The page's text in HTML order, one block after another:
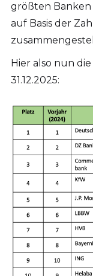
größten Banken
auf Basis der
Hier also nun
31.12.2025: